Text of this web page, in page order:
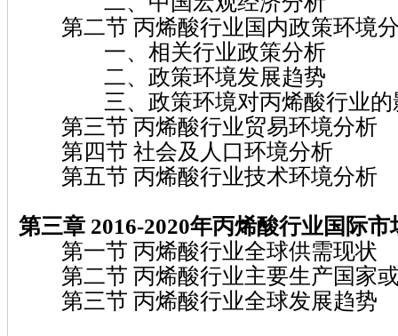
第二节 丙烯酸行业国内政策环境
一、相关行业政策分析
二、政策环境发展趋势
三、政策环境对丙烯酸行业的
第三节 丙烯酸行业贸易环境分析
第四节 社会及人口环境分析
第五节 丙烯酸行业技术环境分析
第三章 2016-2020年丙烯酸行业国际市
第一节 丙烯酸行业全球供需现状
第二节 丙烯酸行业主要生产国家
第三节 丙烯酸行业全球发展趋势